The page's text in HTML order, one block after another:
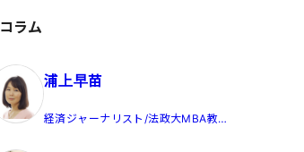
コラム
浦上早苗
経済ジャーナリスト/法政大MBA教